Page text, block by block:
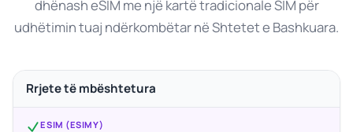
dhënash eSIM me një kartë tradicionale SIM për
udhëtimin tuaj ndërkombëtar në Shtetet e Bashkuara.
Rrjete të mbështetura
ESIM (ESIMY)